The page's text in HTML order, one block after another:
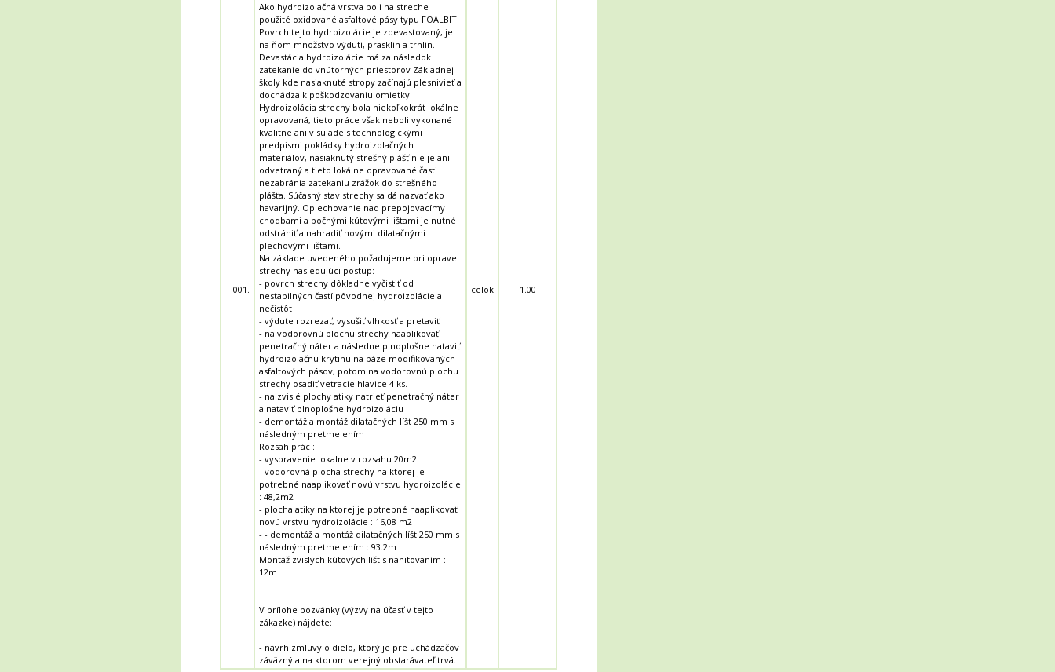
001.
Ako hydroizolačná vrstva boli na streche
použité oxidované asfaltové pásy typu FOALBIT.
Povrch tejto hydroizolácie je zdevastovaný, je
na ňom množstvo výdutí, prasklín a trhlín.
Devastácia hydroizolácie má za následok
zatekanie do vnútorných priestorov Základnej
školy kde nasiaknuté stropy začínajú plesnivieť a
dochádza k poškodzovaniu omietky.
Hydroizolácia strechy bola niekoľkokrát lokálne
opravovaná, tieto práce však neboli vykonané
kvalitne ani v súlade s technologickými
predpismi pokládky hydroizolačných
materiálov, nasiaknutý strešný plášť nie je ani
odvetraný a tieto lokálne opravované časti
nezabránia zatekaniu zrážok do strešného
plášťa. Súčasný stav strechy sa dá nazvať ako
havarijný. Oplechovanie nad prepojovacímy
chodbami a bočnými kútovými lištami je nutné
odstrániť a nahradiť novými dilatačnými
plechovými lištami.
Na základe uvedeného požadujeme pri oprave
strechy nasledujúci postup:
- povrch strechy dôkladne vyčistiť od
nestabilných častí pôvodnej hydroizolácie a
nečistôt
- výdute rozrezať, vysušiť vlhkosť a pretaviť
- na vodorovnú plochu strechy naaplikovať
penetračný náter a následne plnoplošne nataviť
hydroizolačnú krytinu na báze modifikovaných
asfaltových pásov, potom na vodorovnú plochu
strechy osadiť vetracie hlavice 4 ks.
- na zvislé plochy atiky natrieť penetračný náter
a nataviť plnoplošne hydroizoláciu
- demontáž a montáž dilatačných líšt 250 mm s
následným pretmelením
Rozsah prác :
- vyspravenie lokalne v rozsahu 20m2
- vodorovná plocha strechy na ktorej je
potrebné naaplikovať novú vrstvu hydroizolácie
: 48,2m2
- plocha atiky na ktorej je potrebné naaplikovať
novú vrstvu hydroizolácie : 16,08 m2
- - demontáž a montáž dilatačných líšt 250 mm s
následným pretmelením : 93.2m
Montáž zvislých kútových líšt s nanitovaním :
12m
V prílohe pozvánky (výzvy na účasť v tejto
zákazke) nájdete:
- návrh zmluvy o dielo, ktorý je pre uchádzačov
záväzný a na ktorom verejný obstarávateľ trvá.
celok 1.00